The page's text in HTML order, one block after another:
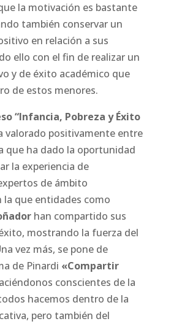
la motivación es bastante
también conservar un
en relación a sus
ello con el fin de realizar un
y de éxito académico que
de estos menores.
“Infancia, Pobreza y Éxito
valorado positivamente entre
que ha dado la oportunidad
la experiencia de
de ámbito
la que entidades como
han compartido sus
mostrando la fuerza del
vez más, se pone de
de Pinardi «Compartir
conscientes de la
hacemos dentro de la
pero también del